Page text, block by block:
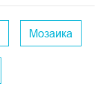
Мозаика